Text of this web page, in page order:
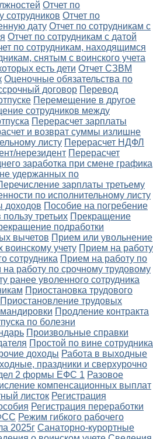
Отчет по
сотрудников Отчет по
дату Отчет по сотрудникам с
Отчет по сотрудникам с датой
по сотрудникам, находящимся
снятым с воинского учета
есть дети Отчет СЗВМ
Оценочные обязательства по
договор Перевод
Перемещение в другое
сотрудников между
Перерасчет зарплаты
и возврат суммы излишне
листу Перерасчет НДФЛ
нерезидент Перерасчет
заработка при смене графика
удержанных по
зарплаты третьему
по исполнительному листу
доходов Пособие на погребение
третьих Прекращение
подработки
вычетов Прием или увольнение
учету Прием на работу
сотрудника Прием на работу по
работу по срочному трудовому
ранее уволенного сотрудника
Приостановка трудового
Приостановление трудовых
Продление контракта
по болезни
Произвольные справки
Простой по вине сотрудника
доходы Работа в выходные
праздники и сверхурочно
2 формы ЕФС 1 Разовое
компенсационных выплат
листок Регистрация
Регистрация переработки
Режим гибкого рабочего
2025г Санаторно-курортные